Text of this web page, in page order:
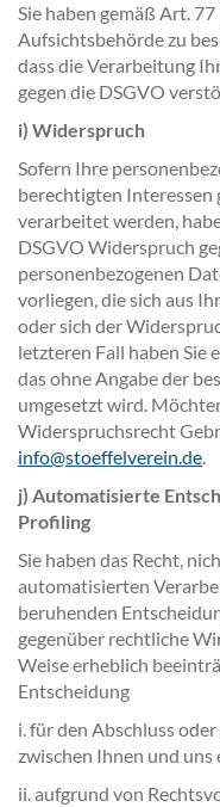
Sie haben gemäß Art.
Aufsichtsbehörde zu
dass die Verarbeitung
gegen die DSGVO
i) Widerspruch
Sofern Ihre
berechtigten Interessen
verarbeitet werden,
DSGVO Widerspruch
personenbezogenen
vorliegen, die sich aus
oder sich der
letzteren Fall haben Sie
das ohne Angabe der
umgesetzt wird.
Widerspruchsrecht
info@stoeffelverein.de.
j) Automatisierte
Profiling
Sie haben das Recht,
automatisierten
beruhenden
gegenüber rechtliche
Weise erheblich
Entscheidung
i. für den Abschluss
zwischen Ihnen und
ii. aufgrund von